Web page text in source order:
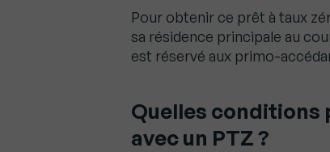
Pour obtenir ce prêt à taux
sa résidence principale au
est réservé aux primo-
Quelles conditions
avec un PTZ ?